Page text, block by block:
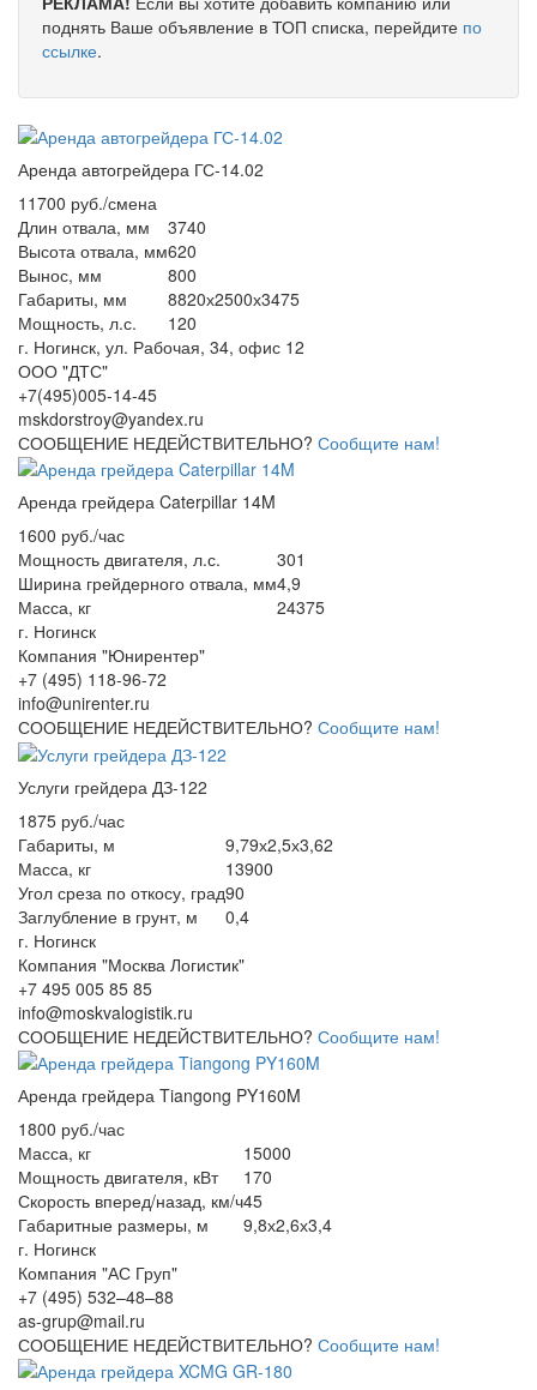
поднять Ваше объявление в ТОП списка, перейдите по
ссылке.
Аренда автогрейдера ГС-14.02
11700 руб./смена
Длин отвала, мм
3740
Высота отвала, мм620
Вынос, мм
800
Габариты, мм
8820х2500х3475
Мощность, л.с.
120
г. Ногинск, ул. Рабочая, 34, офис 12
ООО "ДТС"
+7(495)005-14-45
mskdorstroy@yandex.ru
СООБЩЕНИЕ НЕДЕЙСТВИТЕЛЬНО? Сообщите нам!
Аренда грейдера Caterpillar 14M
1600 руб./час
Мощность двигателя, л.с.
301
Ширина грейдерного отвала, мм4,9
Масса, кг
24375
г. Ногинск
Компания "Юнирентер"
+7 (495) 118-96-72
info@unirenter.ru
СООБЩЕНИЕ НЕДЕЙСТВИТЕЛЬНО? Сообщите нам!
Услуги грейдера ДЗ-122
1875 руб./час
Габариты, м
9,79х2,5х3,62
Масса, кг
13900
Угол среза по откосу, град90
Заглубление в грунт, м
0,4
г. Ногинск
Компания "Москва Логистик"
+7 495 005 85 85
info@moskvalogistik.ru
СООБЩЕНИЕ НЕДЕЙСТВИТЕЛЬНО? Сообщите нам!
Аренда грейдера Tiangong PY160M
1800 руб./час
Масса, кг
15000
Мощность двигателя, кВт
170
Скорость вперед/назад, км/ч45
Габаритные размеры, м
9,8х2,6х3,4
г. Ногинск
Компания "АС Груп"
+7 (495) 532–48–88
as-grup@mail.ru
СООБЩЕНИЕ НЕДЕЙСТВИТЕЛЬНО? Сообщите нам!